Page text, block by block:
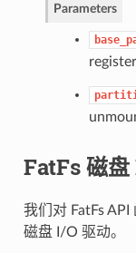
Parameters
FatFs 磁
我们对 FatFs
磁盘 I/O 驱动。